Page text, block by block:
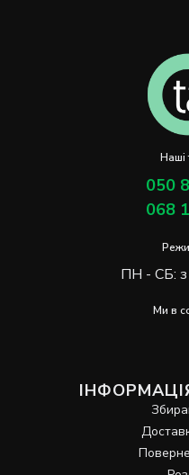
Наші
050
068
ПН - СБ:
Ми в